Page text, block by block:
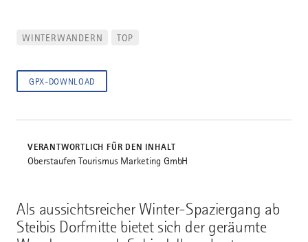
Als aussichtsreicher Winter-Spaziergang ab
Steibis Dorfmitte bietet sich der geräumte
WINTERWANDERN TOP
GPX-DOWNLOAD
VERANTWORTLICH FÜR DEN INHALT
Oberstaufen Tourismus Marketing GmbH